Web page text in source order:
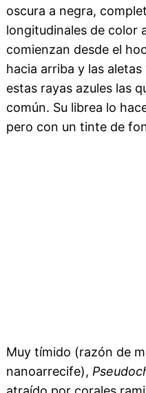
oscura a negra,
longitudinales de color
comienzan desde el
hacia arriba y las
estas rayas azules las
común. Su librea lo
pero con un tinte de
Muy tímido (razón de
nanoarrecife),